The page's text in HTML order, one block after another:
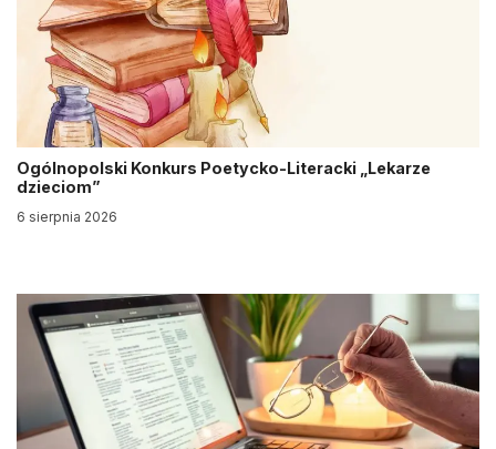
Ogólnopolski Konkurs Poetycko-Literacki „Lekarze
dzieciom”
6 sierpnia 2026